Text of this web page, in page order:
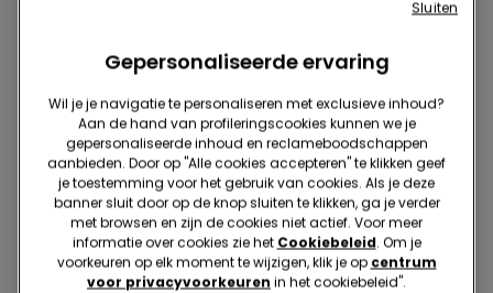
Gerecycleerde microvezel
-42%
-50%
3 sale-items, 70% korting
Gepersonaliseerde ervaring
Wil je je navigatie te personaliseren met exclusieve inhoud?
Aan de hand van profileringscookies kunnen we je
gepersonaliseerde inhoud en reclameboodschappen
aanbieden. Door op "Alle cookies accepteren" te klikken geef
je toestemming voor het gebruik van cookies. Als je deze
banner sluit door op de knop sluiten te klikken, ga je verder
met browsen en zijn de cookies niet actief. Voor meer
informatie over cookies zie het Cookiebeleid. Om je
voorkeuren op elk moment te wijzigen, klik je op centrum
voor privacyvoorkeuren in het cookiebeleid".
Sluiten